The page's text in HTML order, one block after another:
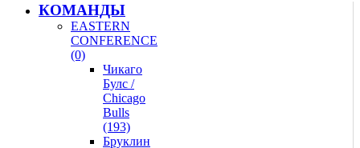
КОМАНДЫ
EASTERN
CONFERENCE
(0)
Чикаго
Булс /
Chicago
Bulls
(193)
Бруклин